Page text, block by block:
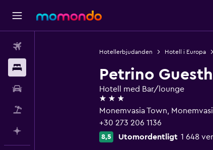
Hotellerbjudanden Hotell i Europa
Petrino
Hotell med Bar/lounge
3 stjärnor
Monemvasia Town,
+30 273 206 1136
8,5 Utomordentligt 1 648